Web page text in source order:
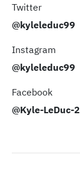
Twitter
@kyleleduc99
Instagram
@kyleleduc99
Facebook
@Kyle-